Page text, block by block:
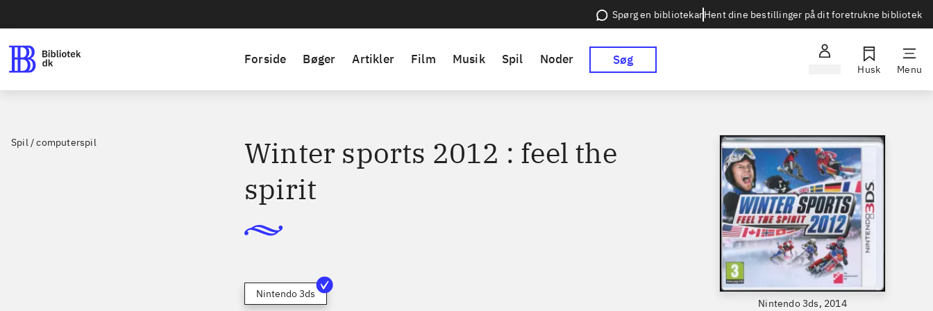
Spørg en bibliotekarHent dine bestillinger på dit foretrukne bibliotek
Forside Bøger Artikler Film Musik Spil Noder Søg
Husk Menu
Spil / computerspil
Nintendo 3ds, 2014
Winter sports 2012 : feel the
spirit
Nintendo 3ds